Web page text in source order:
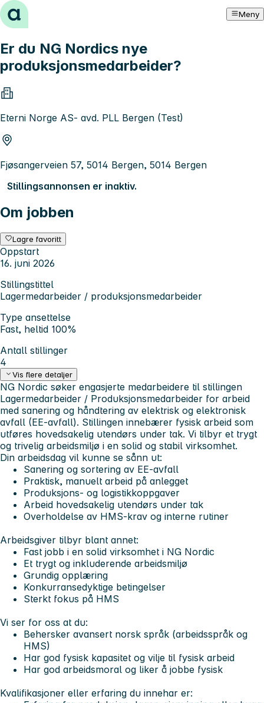
Hopp til innhold Meny
Er du NG Nordics nye
produksjonsmedarbeider?
Eterni Norge AS- avd. PLL Bergen (Test)
Fjøsangerveien 57, 5014 Bergen, 5014 Bergen
Stillingsannonsen er inaktiv.
Om jobben
Lagre favoritt
Oppstart
16. juni 2026
Stillingstittel
Lagermedarbeider / produksjonsmedarbeider
Type ansettelse
Fast, heltid 100%
Antall stillinger
4
Vis flere detaljer
NG Nordic søker engasjerte medarbeidere til stillingen
Lagermedarbeider / Produksjonsmedarbeider for arbeid
med sanering og håndtering av elektrisk og elektronisk
avfall (EE‑avfall). Stillingen innebærer fysisk arbeid som
utføres hovedsakelig utendørs under tak. Vi tilbyr et trygt
og trivelig arbeidsmiljø i en solid og stabil virksomhet.
Din arbeidsdag vil kunne se sånn ut:
Sanering og sortering av EE‑avfall
Praktisk, manuelt arbeid på anlegget
Produksjons‑ og logistikkoppgaver
Arbeid hovedsakelig utendørs under tak
Overholdelse av HMS‑krav og interne rutiner
Arbeidsgiver tilbyr blant annet:
Fast jobb i en solid virksomhet i NG Nordic
Et trygt og inkluderende arbeidsmiljø
Grundig opplæring
Konkurransedyktige betingelser
Sterkt fokus på HMS
Vi ser for oss at du:
Behersker avansert norsk språk (arbeidsspråk og
HMS)
Har god fysisk kapasitet og vilje til fysisk arbeid
Har god arbeidsmoral og liker å jobbe fysisk
Kvalifikasjoner eller erfaring du innehar er: